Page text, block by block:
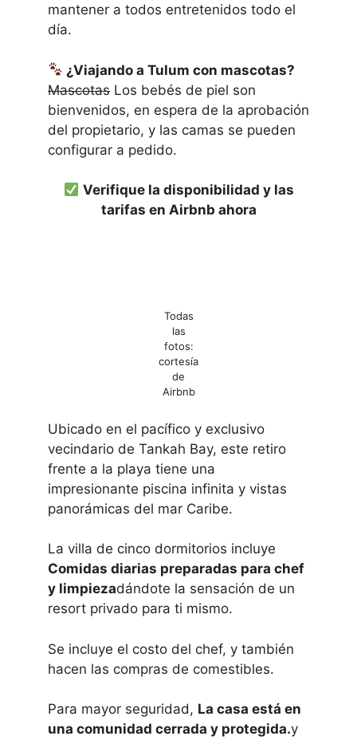
mantener a todos entretenidos todo el
día.
¿Viajando a Tulum con mascotas?
Mascotas Los bebés de piel son
bienvenidos, en espera de la aprobación
del propietario, y las camas se pueden
configurar a pedido.
Verifique la disponibilidad y las
tarifas en Airbnb ahora
Todas
las
fotos:
cortesía
de
Airbnb
Ubicado en el pacífico y exclusivo
vecindario de Tankah Bay, este retiro
frente a la playa tiene una
impresionante piscina infinita y vistas
panorámicas del mar Caribe.
La villa de cinco dormitorios incluye
Comidas diarias preparadas para chef
y limpiezadándote la sensación de un
resort privado para ti mismo.
Se incluye el costo del chef, y también
hacen las compras de comestibles.
Para mayor seguridad, La casa está en
una comunidad cerrada y protegida.y